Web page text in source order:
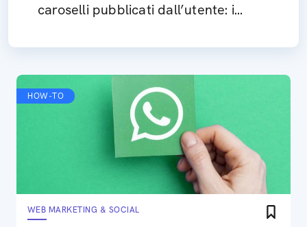
caroselli pubblicati dall’utente: i
HOW-TO
WEB MARKETING & SOCIAL